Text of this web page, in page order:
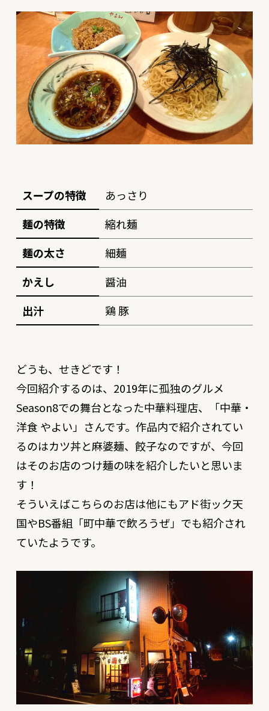
スープの特徴
あっさり
麺の特徴
縮れ麺
麺の太さ
細麺
かえし
醤油
出汁
鶏 豚
どうも、せきどです！
今回紹介するのは、2019年に孤独のグルメ
Season8での舞台となった中華料理店、「中華・
洋食 やよい」さんです。作品内で紹介されてい
るのはカツ丼と麻婆麺、餃子なのですが、今回
はそのお店のつけ麺の味を紹介したいと思いま
す！
そういえばこちらのお店は他にもアド街ック天
国やBS番組「町中華で飲ろうぜ」でも紹介され
ていたようです。